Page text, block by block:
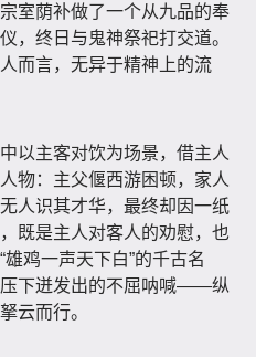
室荫补做了一个从九品的奉
，终日与鬼神祭祀打交道。
而言，无异于精神上的流
以主客对饮为场景，借主人
物：主父偃西游困顿，家人
人识其才华，最终却因一纸
既是主人对客人的劝慰，也
鸡一声天下白”的千古名
下迸发出的不屈呐喊——纵
云而行。